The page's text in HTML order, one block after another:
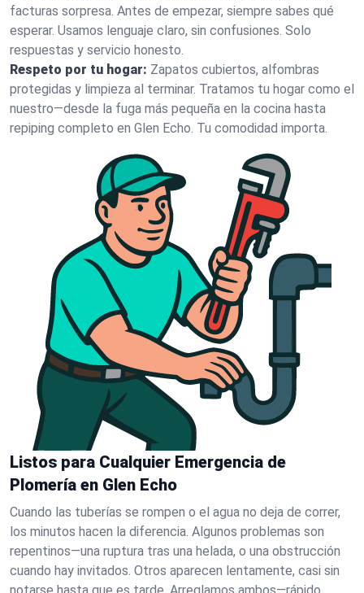
facturas sorpresa. Antes de empezar, siempre sabes qué
esperar. Usamos lenguaje claro, sin confusiones. Solo
respuestas y servicio honesto.
Respeto por tu hogar: Zapatos cubiertos, alfombras
protegidas y limpieza al terminar. Tratamos tu hogar como el
nuestro—desde la fuga más pequeña en la cocina hasta
repiping completo en Glen Echo. Tu comodidad importa.
Listos para Cualquier Emergencia de
Plomería en Glen Echo
Cuando las tuberías se rompen o el agua no deja de correr,
los minutos hacen la diferencia. Algunos problemas son
repentinos—una ruptura tras una helada, o una obstrucción
cuando hay invitados. Otros aparecen lentamente, casi sin